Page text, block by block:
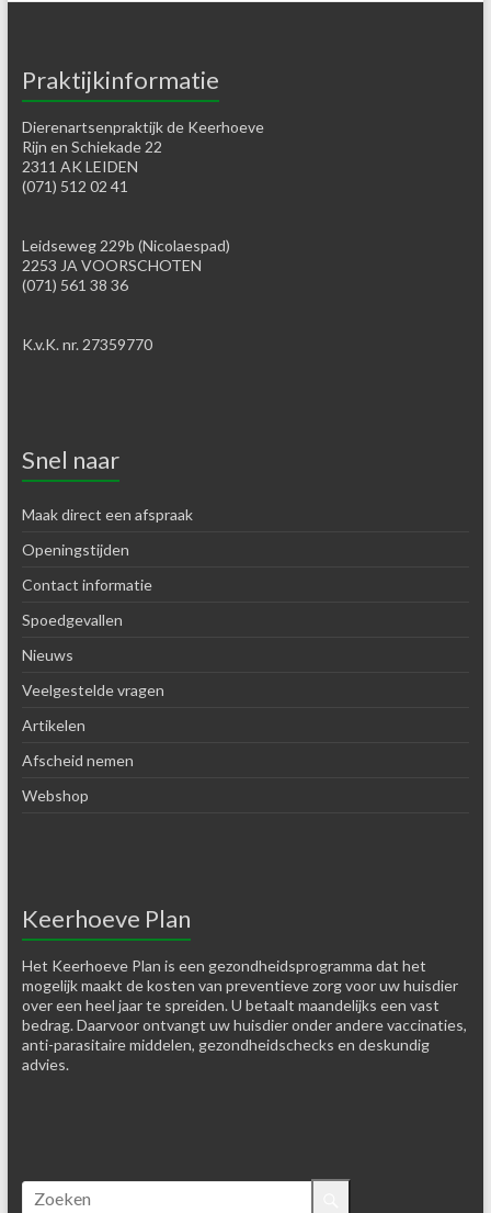
Praktijkinformatie
Dierenartsenpraktijk de Keerhoeve
Rijn en Schiekade 22
2311 AK LEIDEN
(071) 512 02 41
Leidseweg 229b (Nicolaespad)
2253 JA VOORSCHOTEN
(071) 561 38 36
K.v.K. nr. 27359770
Snel naar
Maak direct een afspraak
Openingstijden
Contact informatie
Spoedgevallen
Nieuws
Veelgestelde vragen
Artikelen
Afscheid nemen
Webshop
Keerhoeve Plan
Het Keerhoeve Plan is een gezondheidsprogramma dat het
mogelijk maakt de kosten van preventieve zorg voor uw huisdier
over een heel jaar te spreiden. U betaalt maandelijks een vast
bedrag. Daarvoor ontvangt uw huisdier onder andere vaccinaties,
anti-parasitaire middelen, gezondheidschecks en deskundig
advies.